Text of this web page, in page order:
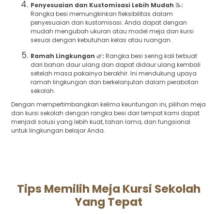
Penyesuaian dan Kustomisasi Lebih Mudah 📝:
Rangka besi memungkinkan fleksibilitas dalam
penyesuaian dan kustomisasi. Anda dapat dengan
mudah mengubah ukuran atau model meja dan kursi
sesuai dengan kebutuhan kelas atau ruangan.
Ramah Lingkungan 🌿: Rangka besi sering kali terbuat
dari bahan daur ulang dan dapat didaur ulang kembali
setelah masa pakainya berakhir. Ini mendukung upaya
ramah lingkungan dan berkelanjutan dalam perabotan
sekolah.
Dengan mempertimbangkan kelima keuntungan ini, pilihan meja
dan kursi sekolah dengan rangka besi dari tempat kami dapat
menjadi solusi yang lebih kuat, tahan lama, dan fungsional
untuk lingkungan belajar Anda.
Tips Memilih Meja Kursi Sekolah
Yang Tepat